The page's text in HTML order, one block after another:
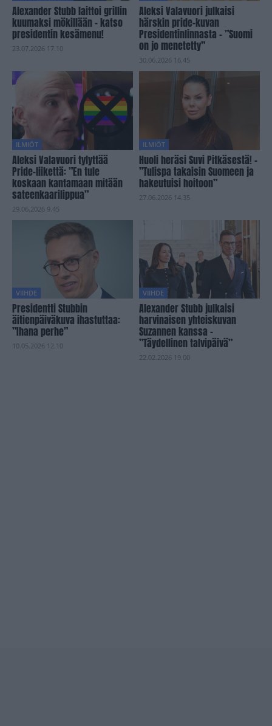
Alexander Stubb laittoi grillin
kuumaksi mökillään – katso
presidentin kesämenu!
23.07.2026 17.10
Aleksi Valavuori julkaisi
härskin pride-kuvan
Presidentinlinnasta – ”Suomi
on jo menetetty”
30.06.2026 16.45
ILMIÖT
Aleksi Valavuori tylyttää
Pride-liikettä: ”En tule
koskaan kantamaan mitään
sateenkaarilippua”
29.06.2026 9.45
ILMIÖT
Huoli heräsi Suvi Pitkäsestä! –
”Tulispa takaisin Suomeen ja
hakeutuisi hoitoon”
27.06.2026 14.35
VIIHDE
Presidentti Stubbin
äitienpäiväkuva ihastuttaa:
”Ihana perhe”
10.05.2026 12.10
VIIHDE
Alexander Stubb julkaisi
harvinaisen yhteiskuvan
Suzannen kanssa –
”Täydellinen talvipäivä”
22.02.2026 19.00